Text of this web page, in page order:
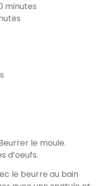
minutes
le moule.
d’oeufs.
le beurre au bain